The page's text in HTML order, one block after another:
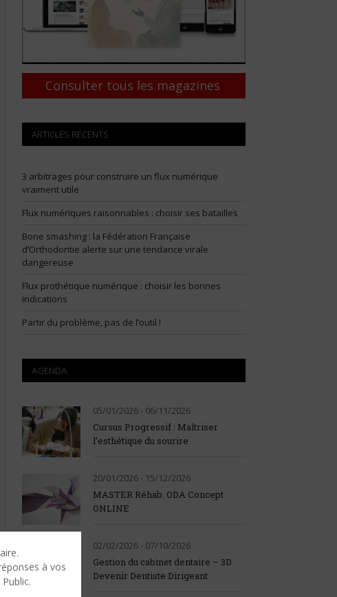
à vos
Consulter tous les magazines
ARTICLES RÉCENTS
3 arbitrages pour construire un flux numérique
vraiment utile
Flux numériques raisonnables : choisir ses batailles
Bone smashing : la Fédération Française
d’Orthodontie alerte sur une tendance virale
dangereuse
Flux prothétique numérique : choisir les bonnes
indications
Partir du problème, pas de l’outil !
AGENDA
05/01/2026 - 06/11/2026
Cursus Progressif : Maîtriser
l’esthétique du sourire
20/01/2026 - 15/12/2026
MASTER Réhab. ODA Concept
ONLINE
02/02/2026 - 07/10/2026
Gestion du cabinet dentaire – 3D
Devenir Dentiste Dirigeant